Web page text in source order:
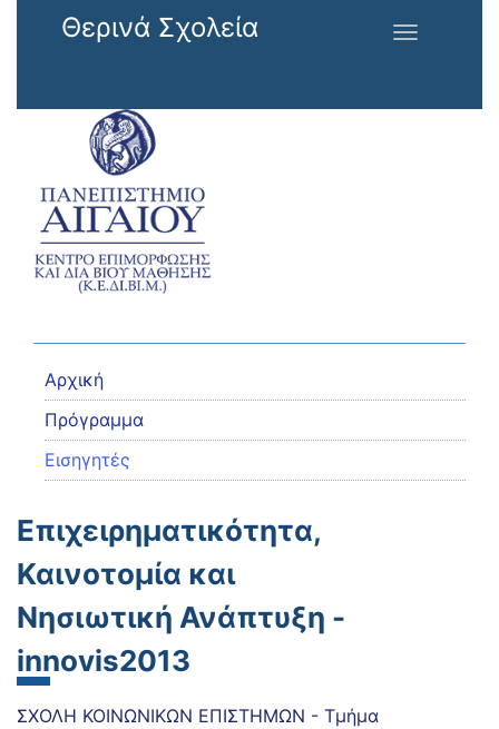
Παράκαμψη προς το κυρίως περιεχόμενο
Θερινά Σχολεία
Toggle
Αρχική
Πρόγραμμα
Εισηγητές
Επιχειρηματικότητα,
Καινοτομία και
Νησιωτική Ανάπτυξη -
innovis2013
ΣΧΟΛΗ ΚΟΙΝΩΝΙΚΩΝ ΕΠΙΣΤΗΜΩΝ - Τμήμα